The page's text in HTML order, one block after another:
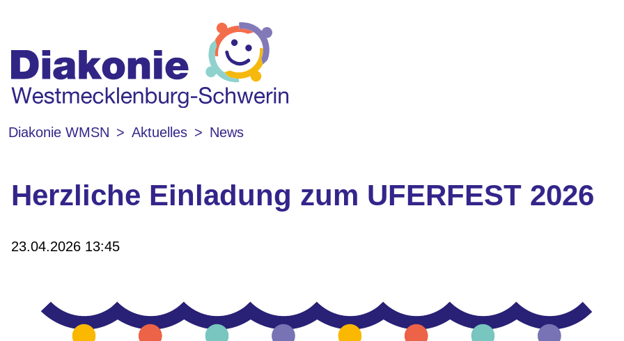
Diakonie WMSN Aktuelles News
Herzliche Einladung zum UFERFEST 2026
23.04.2026 13:45